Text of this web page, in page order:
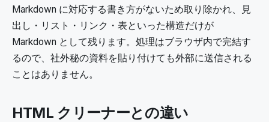
Markdown に対応する書き方がないため取り除かれ、見
出し・リスト・リンク・表といった構造だけが
Markdown として残ります。処理はブラウザ内で完結す
るので、社外秘の資料を貼り付けても外部に送信される
ことはありません。
HTML クリーナーとの違い